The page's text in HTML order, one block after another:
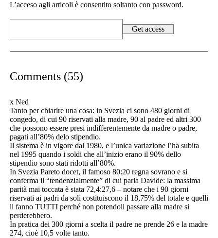
L’acceso agli articoli è consentito soltanto con password.
Comments (55)
x Ned
Tanto per chiarire una cosa: in Svezia ci sono 480 giorni di
congedo, di cui 90 riservati alla madre, 90 al padre ed altri 300
che possono essere presi indifferentemente da madre o padre,
pagati all’80% delo stipendio.
Il sistema è in vigore dal 1980, e l’unica variazione l’ha subita
nel 1995 quando i soldi che all’inizio erano il 90% dello
stipendio sono stati ridotti all’80%.
In Svezia Pareto docet, il famoso 80:20 regna sovrano e si
conferma il “tendenzialmente” di cui parla Davide: la massima
parità mai toccata è stata 72,4:27,6 – notare che i 90 giorni
riservati ai padri da soli costituiscono il 18,75% del totale e quelli
li fanno TUTTI perché non potendoli passare alla madre si
perderebbero.
In pratica dei 300 giorni a scelta il padre ne prende 26 e la madre
274, cioè 10,5 volte tanto.